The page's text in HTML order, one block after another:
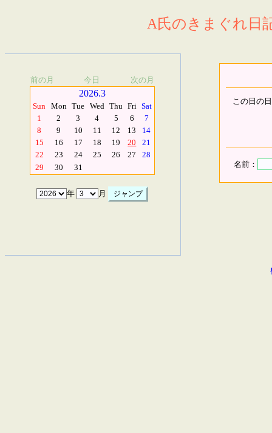
A氏のきまぐれ日
前の月 今日 次の月
2026.3
Sun Mon Tue Wed Thu Fri Sat
1
2 3 4 5 6
7
8
9 10 11 12 13
14
15
16 17 18 19 20
21
22
23 24 25 26 27
28
29
30 31
年 月
この日の
名前：